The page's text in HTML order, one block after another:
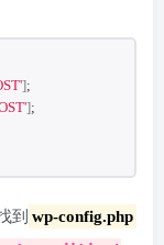
];
];
到 wp-config.php